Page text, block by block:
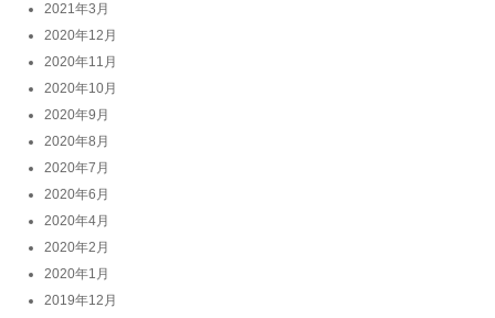
2021年3月
2020年12月
2020年11月
2020年10月
2020年9月
2020年8月
2020年7月
2020年6月
2020年4月
2020年2月
2020年1月
2019年12月